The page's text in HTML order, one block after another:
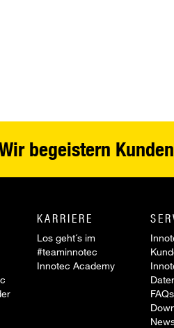
begeistern
KARRIERE
Los geht´s im
#teaminnotec
Innotec Academy
FAQs